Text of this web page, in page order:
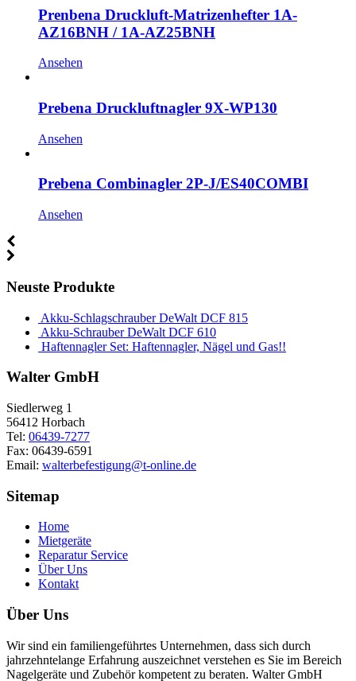
Prenbena Druckluft-Matrizenhefter 1A-
AZ16BNH / 1A-AZ25BNH
Ansehen
Prebena Druckluftnagler 9X-WP130
Ansehen
Prebena Combinagler 2P-J/ES40COMBI
Ansehen
Neuste Produkte
Akku-Schlagschrauber DeWalt DCF 815
Akku-Schrauber DeWalt DCF 610
Haftennagler Set: Haftennagler, Nägel und Gas!!
Walter GmbH
Siedlerweg 1
56412 Horbach
Tel: 06439-7277
Fax: 06439-6591
Email: walterbefestigung@t-online.de
Sitemap
Home
Mietgeräte
Reparatur Service
Über Uns
Kontakt
Über Uns
Wir sind ein familiengeführtes Unternehmen, dass sich durch
jahrzehntelange Erfahrung auszeichnet verstehen es Sie im Bereich
Nagelgeräte und Zubehör kompetent zu beraten. Walter GmbH